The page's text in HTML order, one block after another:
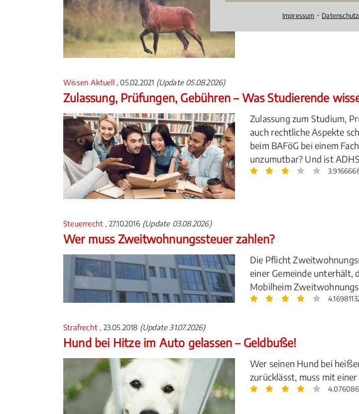
Wissen Aktuell , 05.02.2021 (Update 05.08.2026)
Zulassung, Prüfungen, Gebühren – Was Studierende
Zulassung zum Studium,
auch rechtliche Aspekte
beim BAFöG bei einem
unzumutbar? Und ist
Steuerrecht , 27.10.2016 (Update 03.08.2026)
Wer muss Zweitwohnungssteuer zahlen?
Die Pflicht
einer Gemeinde unterhält,
Mobilheim
Strafrecht , 23.05.2018 (Update 31.07.2026)
Hund bei Hitze im Auto gelassen – Geldbuße!
Wer seinen Hund bei
zurücklässt, muss mit
Impressum ⁃